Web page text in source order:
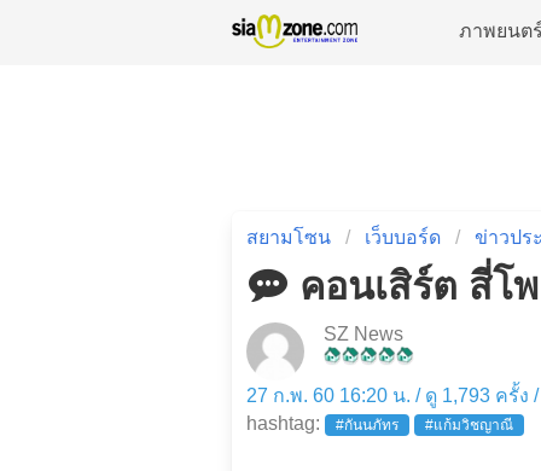
ภาพยนต
สยามโซน เว็บบอร์ด ข่าวปร
คอนเสิร์ต สี่โ
SZ News
27 ก.พ. 60 16:20 น. / ดู 1,793 ครั้ง
hashtag:
#กันนภัทร #แก้มวิชญาณี